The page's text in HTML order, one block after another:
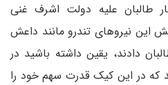
طالبان علیه دولت اشرف غنی
این نیروهای تندرو مانند داعش
دادند، یقین داشته باشید در
که در این کیک قدرت سهم خود را